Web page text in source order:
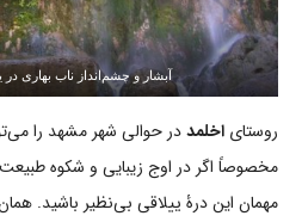
آبشار و چشم‌انداز ناب بهاری در
روستای اخلمددر حوالی شهر مشهد را
مخصوصاً اگر در اوج زیبایی و شکوه
مهمان این درۀ ییلاقی بی‌نظیر باشید.